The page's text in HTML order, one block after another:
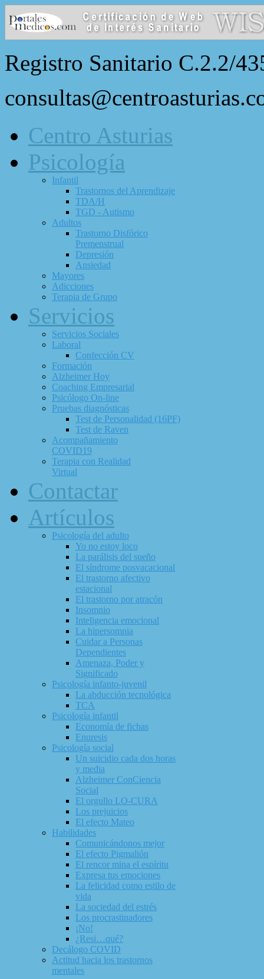
Registro Sanitario C.2.2/
Centro Asturias
Psicología
Infantil
Trastornos del Aprendizaje
TDA/H
TGD - Autismo
Adultos
Trastorno Disfórico
Premenstrual
Depresión
Ansiedad
Mayores
Adicciones
Terapia de Grupo
Servicios
Servicios Sociales
Laboral
Confección CV
Formación
Alzheimer Hoy
Coaching Empresarial
Psicólogo On-line
Pruebas diagnósticas
Test de Personalidad (16PF)
Test de Raven
Acompañamiento
COVID19
Terapia con Realidad
Virtual
Contactar
Artículos
Psicología del adulto
Yo no estoy loco
La parálisis del sueño
El síndrome posvacacional
El trastorno afectivo
estacional
El trastorno por atracón
Insomnio
Inteligencia emocional
La hipersomnia
Cuidar a Personas
Dependientes
Amenaza, Poder y
Significado
Psicología infanto-juvenil
La abducción tecnológica
TCA
Psicología infantil
Economía de fichas
Enuresis
Psicología social
Un suicidio cada dos horas
y media
Alzheimer ConCiencia
Social
El orgullo LO-CURA
Los prejuicios
El efecto Mateo
Habilidades
Comunicándonos mejor
El efecto Pigmalión
El rencor mina el espíritu
Expresa tus emociones
La felicidad como estilo de
vida
La sociedad del estrés
Los procrastinadores
¡No!
¿Resi…qué?
Decálogo COVID
Actitud hacia los trastornos
mentales